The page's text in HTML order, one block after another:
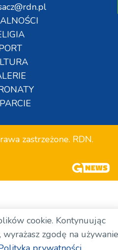
zastrzeżone. RDN.
cookie. Kontynuując
zgodę na używanie